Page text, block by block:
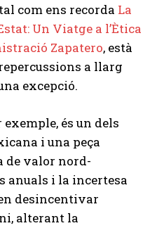
com ens recorda La
Un Viatge a l’Ètica
Zapatero, està
a llarg
excepció.
és un dels
i una peça
de valor nord-
anuals i la incertesa
desincentivar
alterant la